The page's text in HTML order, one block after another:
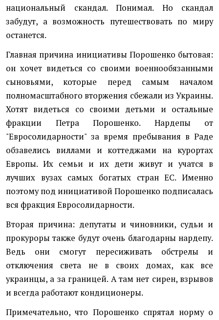
национальный скандал. Понимал. Но скандал
забудут, а возможность путешествовать по миру
останется.
Главная причина инициативы Порошенко бытовая:
он хочет видеться со своими военнообязанными
сыновьями, которые перед самым началом
полномасштабного вторжения сбежали из Украины.
Хотят видеться со своими детьми и остальные
фракции Петра Порошенко. Нардепы от
"Евросолидарности" за время пребывания в Раде
обзавелись виллами и коттеджами на курортах
Европы. Их семьи и их дети живут и учатся в
лучших вузах самых богатых стран ЕС. Именно
поэтому под инициативой Порошенко подписалась
вся фракция Евросолидарности.
Вторая причина: депутаты и чиновники, судьи и
прокуроры также будут очень благодарны нардепу.
Ведь они смогут пересиживать обстрелы и
отключения света не в своих домах, как все
украинцы, а за границей. А там нет сирен, взрывов
и всегда работают кондиционеры.
Примечательно, что Порошенко спрятал норму о